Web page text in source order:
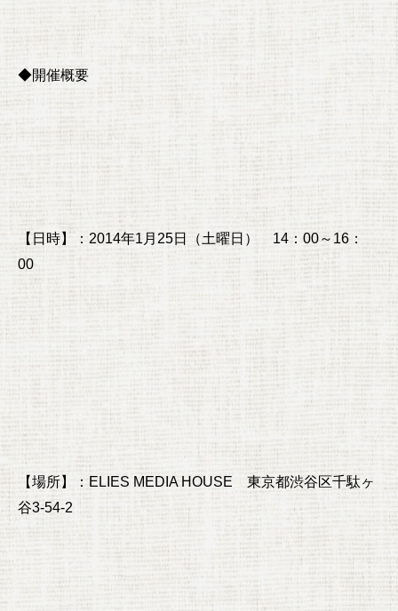
◆開催概要
【日時】：2014年1月25日（土曜日） 14：00～16：
00
【場所】：ELIES MEDIA HOUSE 東京都渋谷区千駄ヶ
谷3-54-2